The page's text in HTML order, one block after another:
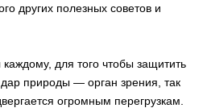
других полезных советов и
для того чтобы защитить
природы — орган зрения, так
огромным перегрузкам.